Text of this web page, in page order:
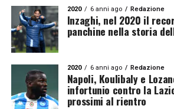
2020 6 anni ago Redazione
Inzaghi, nel 2020 il
panchine nella storia
2020 6 anni ago Redazione
Napoli, Koulibaly e
infortunio contro la
prossimi al rientro